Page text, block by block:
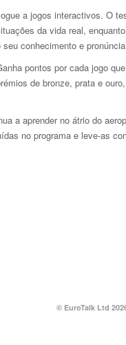
a jogos interactivos. O
da vida real,
seu conhecimento e
pontos por cada jogo
de bronze, prata e
a aprender no átrio do
no programa e leve-as
© EuroTalk Ltd